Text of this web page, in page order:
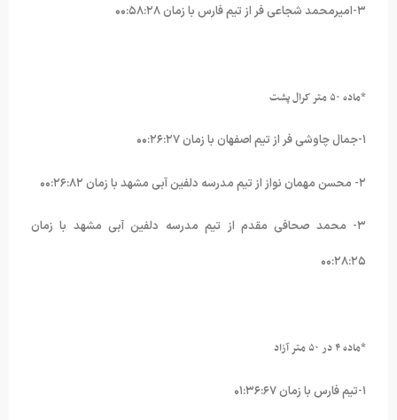
۳-امیرمحمد شجاعی فر از تیم فارس با زمان ۰۰:۵۸:۲۸
*ماده ۵۰ متر کرال پشت
۲- محسن مهمان نواز از تیم مدرسه دلفین آبی مشهد با زمان ۰۰:۲۶:۸۲
۳- محمد صحافی مقدم از تیم مدرسه دلفین آبی مشهد با زمان
۰۰:۲۸:۲۵
*ماده ۴ در ۵۰ متر آزاد